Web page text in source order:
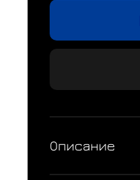
Описание